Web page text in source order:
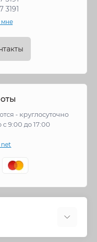
3191
мне
- круглосуточно
9:00 до 17:00